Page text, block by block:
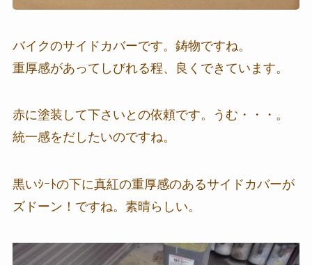
バイクのサイドカバーです。鋳物ですね。
重厚感があってしびれる程、良くできています。
赤に塗装して下さいとの依頼です。うむ・・・。
統一感をだしたいのですね。
黒いｼｰﾄの下に真紅の重厚感のあるサイドカバーが
ズドーン！ですね。素晴らしい。